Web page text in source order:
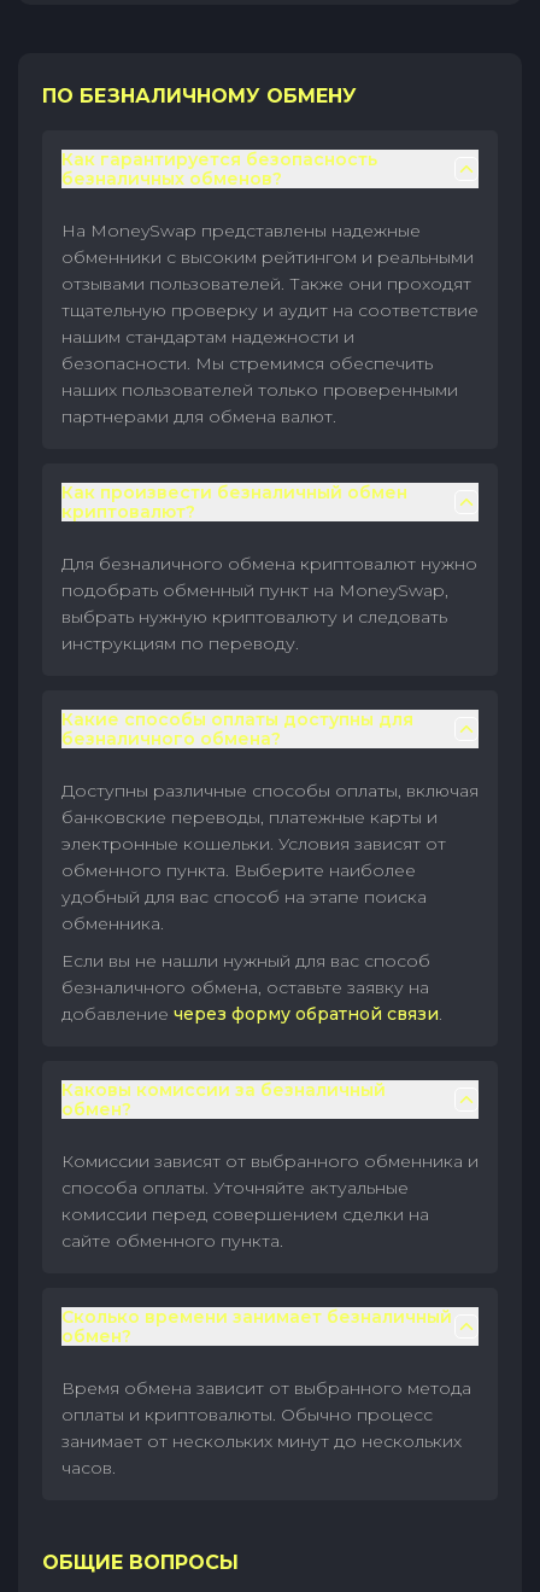
ПО БЕЗНАЛИЧНОМУ ОБМЕНУ
Как гарантируется безопасность
безналичных обменов?
На MoneySwap представлены надежные
обменники с высоким рейтингом и реальными
отзывами пользователей. Также они проходят
тщательную проверку и аудит на соответствие
нашим стандартам надежности и
безопасности. Мы стремимся обеспечить
наших пользователей только проверенными
партнерами для обмена валют.
Как произвести безналичный обмен
криптовалют?
Для безналичного обмена криптовалют нужно
подобрать обменный пункт на MoneySwap,
выбрать нужную криптовалюту и следовать
инструкциям по переводу.
Какие способы оплаты доступны для
безналичного обмена?
Доступны различные способы оплаты, включая
банковские переводы, платежные карты и
электронные кошельки. Условия зависят от
обменного пункта. Выберите наиболее
удобный для вас способ на этапе поиска
обменника.
Если вы не нашли нужный для вас способ
безналичного обмена, оставьте заявку на
добавление через форму обратной связи.
Каковы комиссии за безналичный
обмен?
Комиссии зависят от выбранного обменника и
способа оплаты. Уточняйте актуальные
комиссии перед совершением сделки на
сайте обменного пункта.
Сколько времени занимает безналичный
обмен?
Время обмена зависит от выбранного метода
оплаты и криптовалюты. Обычно процесс
занимает от нескольких минут до нескольких
часов.
ОБЩИЕ ВОПРОСЫ